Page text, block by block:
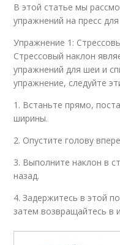
В этой статье мы
упражнений на пресс
Упражнение 1:
Стрессовый наклон
упражнений для шеи и
упражнение, следуйте
1. Встаньте прямо,
ширины.
2. Опустите голову
3. Выполните наклон в
назад.
4. Задержитесь в этой
затем возвращайтесь в